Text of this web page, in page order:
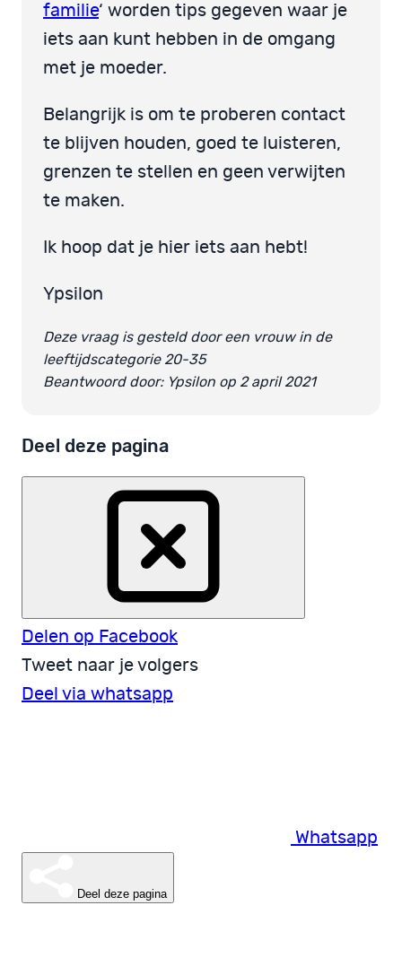
familie‘ worden tips gegeven waar je
iets aan kunt hebben in de omgang
met je moeder.
Belangrijk is om te proberen contact
te blijven houden, goed te luisteren,
grenzen te stellen en geen verwijten
te maken.
Ik hoop dat je hier iets aan hebt!
Ypsilon
Deze vraag is gesteld door een vrouw in de
leeftijdscategorie 20-35
Beantwoord door: Ypsilon op 2 april 2021
Deel deze pagina
Delen op Facebook
Tweet naar je volgers
Deel via whatsapp
Whatsapp
Deel deze pagina